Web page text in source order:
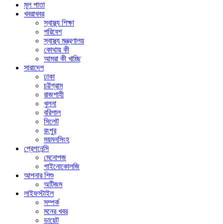
মূল পাতা
খবরাখবর
স্বাস্থ্য শিক্ষা
পরিবেশ
স্বাস্থ্য মন্ত্রণালয়
কোথায় কী
আমরা কী খাচ্ছি
সারাদেশ
ঢাকা
চট্টগ্রাম
রাজশাহী
খুলনা
বরিশাল
সিলেট
রংপুর
ময়মনসিংহ
প্রেগনেন্সি
মেনোপজ
গাইনোকোলজি
আপনার শিশু
অটিজম
লাইফস্টাইল
সম্পর্ক
মনের খবর
ডায়েট